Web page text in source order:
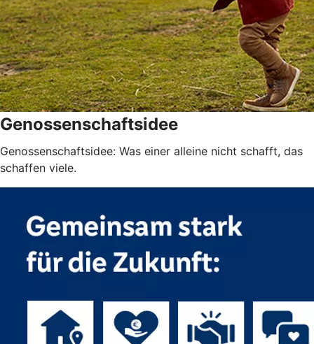
Genossenschaftsidee
Genossenschaftsidee: Was einer alleine nicht schafft, das
schaffen viele.